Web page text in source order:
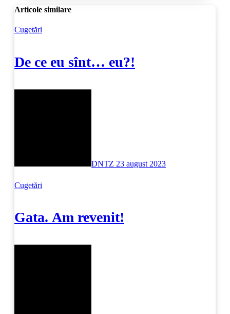
Articole similare
Cugetări
De ce eu sînt… eu?!
DNTZ 23 august 2023
Cugetări
Gata. Am revenit!